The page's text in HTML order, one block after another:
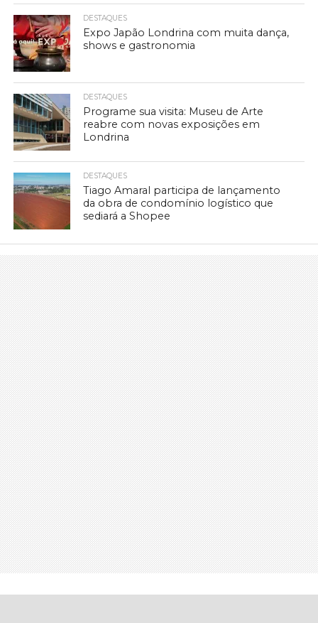
DESTAQUES
Expo Japão Londrina com muita dança,
shows e gastronomia
DESTAQUES
Programe sua visita: Museu de Arte
reabre com novas exposições em
Londrina
DESTAQUES
Tiago Amaral participa de lançamento
da obra de condomínio logístico que
sediará a Shopee